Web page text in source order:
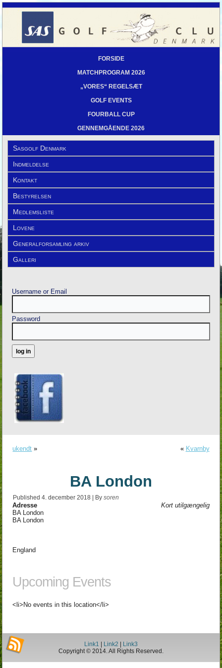
FORSIDE
MATCHPROGRAM 2026
„VORES“ REGELSÆT
GOLF EVENTS
FOURBALL CUP
GENNEMGÅENDE 2026
Sasgolf Denmark
Indmeldelse
Kontakt
Bestyrelsen
Medlemsliste
Lovene
Generalforsamling arkiv
Galleri
Username or Email
Password
ukendt » « Kvarnby
BA London
Published 4. december 2018 By soren
Kort utilgængelig
Adresse
BA London
BA London
England
Upcoming Events
<li>No events in this location</li>
Link1 | Link2 | Link3
Copyright © 2014. All Rights Reserved.